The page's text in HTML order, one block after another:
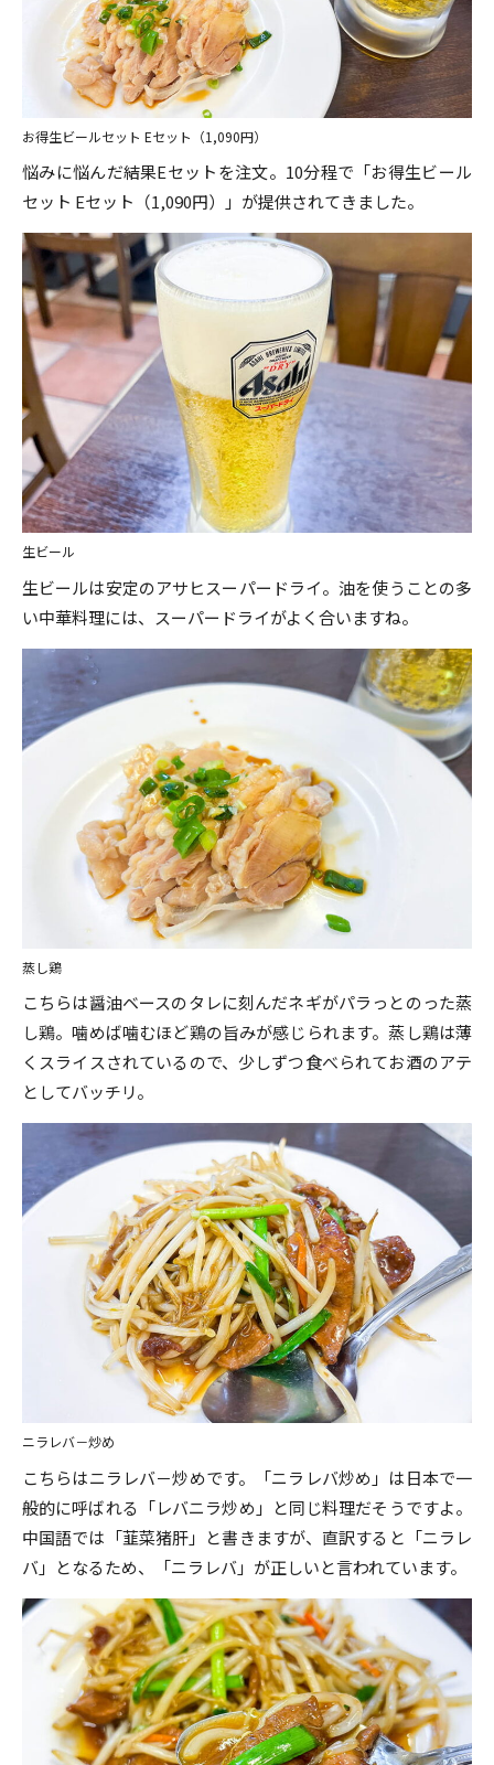
お得生ビールセット Eセット（1,090円）
悩みに悩んだ結果Eセットを注文。10分程で「お得生ビール
セット Eセット（1,090円）」が提供されてきました。
生ビール
生ビールは安定のアサヒスーパードライ。油を使うことの多
い中華料理には、スーパードライがよく合いますね。
蒸し鶏
こちらは醤油ベースのタレに刻んだネギがパラっとのった蒸
し鶏。噛めば噛むほど鶏の旨みが感じられます。蒸し鶏は薄
くスライスされているので、少しずつ食べられてお酒のアテ
としてバッチリ。
ニラレバ－炒め
こちらはニラレバ－炒めです。「ニラレバ炒め」は日本で一
般的に呼ばれる「レバニラ炒め」と同じ料理だそうですよ。
中国語では「韮菜猪肝」と書きますが、直訳すると「ニラレ
バ」となるため、「ニラレバ」が正しいと言われています。